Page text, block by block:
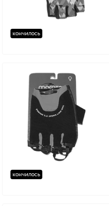
кончилось
кончилось